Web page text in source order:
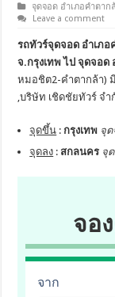
จุดจอด อำเภอคำตาก
Leave a comment
รถทัวร์จุดจอด อำเภอ
จ.กรุงเทพ ไป จุดจอด
หมอชิต2-คำตากล้า)
,บริษัท เชิดชัยทัวร์ จำ
จุดขึ้น :กรุงเทพ จุ
จุดลง :สกลนคร จุ
จอ